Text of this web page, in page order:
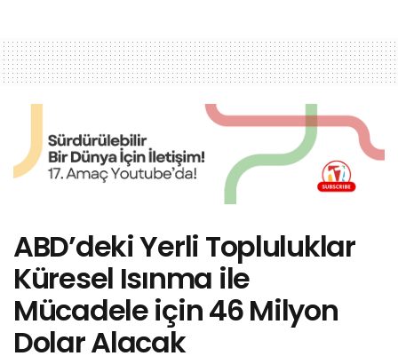
ABD’deki Yerli Topluluklar
Küresel Isınma ile
Mücadele için 46 Milyon
Dolar Alacak